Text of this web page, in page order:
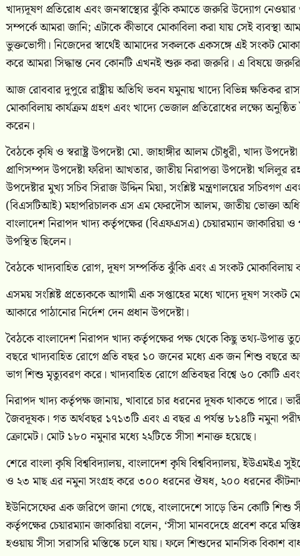
খাদ্যদূষণ প্রতিরোধ এবং জনস্বাস্থ্যের ঝুঁকি কমাতে জরুরি উদ্যোগ নেওয়ার
সম্পর্কে আমরা জানি; এটাকে কীভাবে মোকাবিলা করা যায় সেই
ভুক্তভোগী। নিজেদের স্বার্থেই আমাদের সকলকে একসঙ্গে এই সংকট
করে আমরা সিদ্ধান্ত নেব কোনটি এখনই শুরু করা জরুরি। এ বিষয়ে
আজ রোববার দুপুরে রাষ্ট্রীয় অতিথি ভবন যমুনায় খাদ্যে বিভিন্ন ক্ষতিকর
মোকাবিলায় কার্যক্রম গ্রহণ এবং খাদ্যে ভেজাল প্রতিরোধের লক্ষ্যে
করেন।
বৈঠকে কৃষি ও স্বরাষ্ট্র উপদেষ্টা মো. জাহাঙ্গীর আলম চৌধুরী, খাদ্য
প্রাণিসম্পদ উপদেষ্টা ফরিদা আখতার, জাতীয় নিরাপত্তা উপদেষ্টা খলিলুর
উপদেষ্টার মুখ্য সচিব সিরাজ উদ্দিন মিয়া, সংশ্লিষ্ট মন্ত্রণালয়ের সচিবগণ
(বিএসটিআই) মহাপরিচালক এস এম ফেরদৌস আলম, জাতীয় ভোক্তা
বাংলাদেশ নিরাপদ খাদ্য কর্তৃপক্ষের (বিএফএসএ) চেয়ারম্যান
উপস্থিত ছিলেন।
বৈঠকে খাদ্যবাহিত রোগ, দূষণ সম্পর্কিত ঝুঁকি এবং এ সংকট মোকাবিলায়
এসময় সংশ্লিষ্ট প্রত্যেককে আগামী এক সপ্তাহের মধ্যে খাদ্যে দূষণ সংকট
আকারে পাঠানোর নির্দেশ দেন প্রধান উপদেষ্টা।
বৈঠকে বাংলাদেশ নিরাপদ খাদ্য কর্তৃপক্ষের পক্ষ থেকে কিছু তথ্য-উপাত্ত
বছরে খাদ্যবাহিত রোগে প্রতি বছর ১০ জনের মধ্যে এক জন শিশু বছরে
ভাগ শিশু মৃত্যুবরণ করে। খাদ্যবাহিত রোগে প্রতিবছর বিশ্বে ৬০ কোটি
নিরাপদ খাদ্য কর্তৃপক্ষ জানায়, খাবারে চার ধরনের দূষক থাকতে পারে।
জৈবদূষক। গত অর্থবছর ১৭১৩টি এবং এ বছর এ পর্যন্ত ৮১৪টি নমুনা
ক্রোমেট। মোট ১৮০ নমুনার মধ্যে ২২টিতে সীসা শনাক্ত হয়েছে।
শেরে বাংলা কৃষি বিশ্ববিদ্যালয়, বাংলাদেশ কৃষি বিশ্ববিদ্যালয়,
ও ২৩ মাছ এর নমুনা সংগ্রহ করে ৩০০ ধরনের ঔষধ, ২০০ ধরনের
ইউনিসেফের এক জরিপে জানা গেছে, বাংলাদেশে সাড়ে তিন কোটি শিশু
কর্তৃপক্ষের চেয়ারম্যান জাকারিয়া বলেন, ‘সীসা মানবদেহে প্রবেশ করে
হওয়ায় সীসা সরাসরি মস্তিস্কে চলে যায়। ফলে শিশুদের মানসিক বিকাশ